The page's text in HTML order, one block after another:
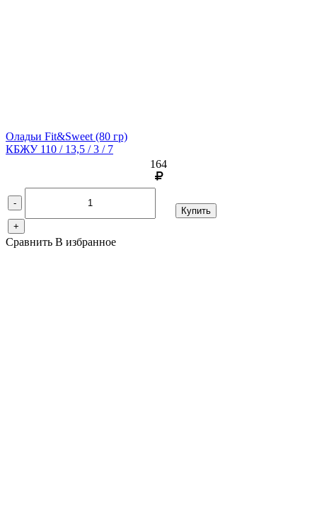
Оладьи Fit&Sweet (80 гр)
КБЖУ 110 / 13,5 / 3 / 7
164
-
+
Купить
Сравнить В избранное